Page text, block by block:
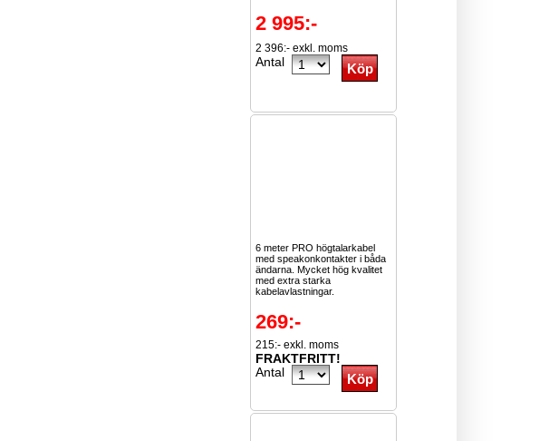
2 995:-
2 396:- exkl. moms
Antal
6 meter PRO högtalarkabel
med speakonkontakter i båda
ändarna. Mycket hög kvalitet
med extra starka
kabelavlastningar.
269:-
215:- exkl. moms
FRAKTFRITT!
Antal